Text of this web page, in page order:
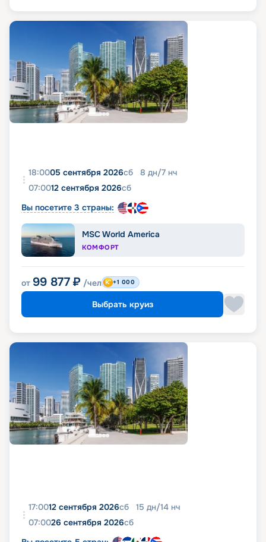
18:0005 сентября 2026сб 8 дн/7 нч
07:0012 сентября 2026сб
Вы посетите 3 страны:
MSC World America
КОМФОРТ
от 99 877 ₽ /чел +1 000
Выбрать круиз
17:0012 сентября 2026сб 15 дн/14 нч
07:0026 сентября 2026сб